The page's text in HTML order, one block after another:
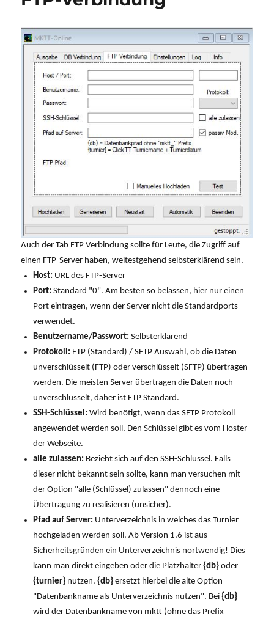
Auch der Tab FTP Verbindung sollte für Leute, die Zugriff auf
einen FTP-Server haben, weitestgehend selbsterklärend sein.
Host: URL des FTP-Server
Port: Standard "0". Am besten so belassen, hier nur einen
Port eintragen, wenn der Server nicht die Standardports
verwendet.
Benutzername/Passwort: Selbsterklärend
Protokoll: FTP (Standard) / SFTP Auswahl, ob die Daten
unverschlüsselt (FTP) oder verschlüsselt (SFTP) übertragen
werden. Die meisten Server übertragen die Daten noch
unverschlüsselt, daher ist FTP Standard.
SSH-Schlüssel: Wird benötigt, wenn das SFTP Protokoll
angewendet werden soll. Den Schlüssel gibt es vom Hoster
der Webseite.
alle zulassen: Bezieht sich auf den SSH-Schlüssel. Falls
dieser nicht bekannt sein sollte, kann man versuchen mit
der Option "alle (Schlüssel) zulassen" dennoch eine
Übertragung zu realisieren (unsicher).
Pfad auf Server: Unterverzeichnis in welches das Turnier
hochgeladen werden soll. Ab Version 1.6 ist aus
Sicherheitsgründen ein Unterverzeichnis nortwendig! Dies
kann man direkt eingeben oder die Platzhalter {db} oder
{turnier} nutzen. {db} ersetzt hierbei die alte Option
"Datenbankname als Unterverzeichnis nutzen". Bei {db}
wird der Datenbankname von mktt (ohne das Prefix